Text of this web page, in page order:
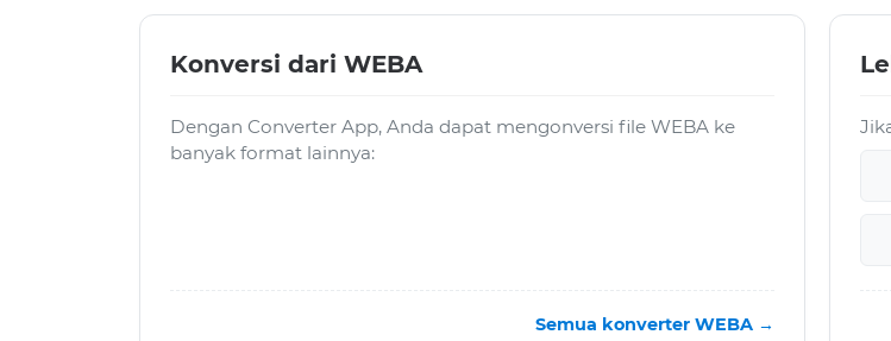
Konversi dari WEBA
Dengan Converter App, Anda dapat mengonversi file WEBA ke
banyak format lainnya:
Semua konverter WEBA →